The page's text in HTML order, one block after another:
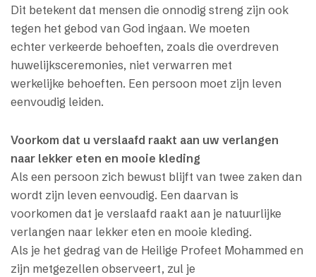
Dit betekent dat mensen die onnodig streng zijn ook
tegen het gebod van God ingaan. We moeten
echter verkeerde behoeften, zoals die overdreven
huwelijksceremonies, niet verwarren met
werkelijke behoeften. Een persoon moet zijn leven
eenvoudig leiden.
Voorkom dat u verslaafd raakt aan uw verlangen
naar lekker eten en mooie kleding
Als een persoon zich bewust blijft van twee zaken dan
wordt zijn leven eenvoudig. Een daarvan is
voorkomen dat je verslaafd raakt aan je natuurlijke
verlangen naar lekker eten en mooie kleding.
Als je het gedrag van de Heilige Profeet Mohammed en
zijn metgezellen observeert, zul je